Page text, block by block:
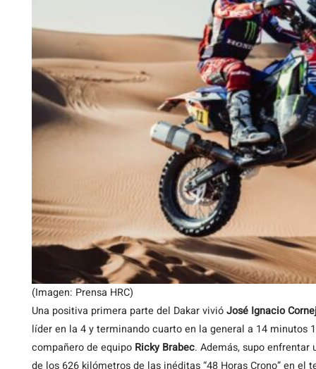
(Imagen: Prensa HRC)
Una positiva primera parte del Dakar vivióJosé Ignacio
líder en la 4 y terminando cuarto en la general a 14 minutos
compañero de equipo Ricky Brabec. Además, supo enfrentar
de los 626 kilómetros de las inéditas “48 Horas Crono” en